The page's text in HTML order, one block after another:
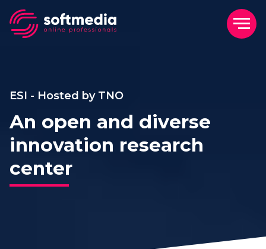
ESI - Hosted by TNO
An open and diverse
innovation research
center